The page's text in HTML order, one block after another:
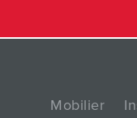
Mobilier